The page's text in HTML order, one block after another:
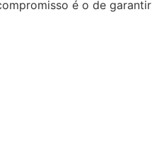
é o de garantir